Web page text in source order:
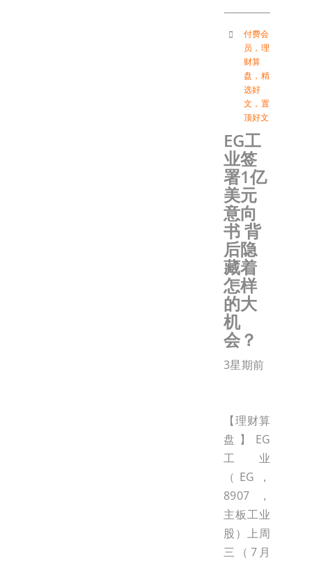
付费会
员 ， 理
财算
盘 ， 精
选好
文 ， 置
顶好文
EG工
业签
署1亿
美元
意向
书 背
后隐
藏着
怎样
的大
机
会？
3星期前
【理财算
盘】EG
工业
（EG，
8907，
主板工业
股）上周
三（7月